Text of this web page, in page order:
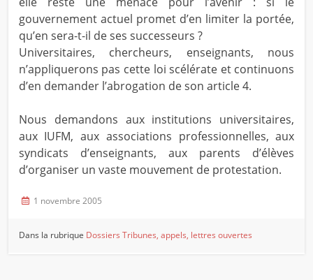
gouvernement actuel promet d’en limiter la portée,
qu’en sera-t-il de ses successeurs ?
Universitaires, chercheurs, enseignants, nous
n’appliquerons pas cette loi scélérate et continuons
d’en demander l’abrogation de son article 4.
Nous demandons aux institutions universitaires,
aux IUFM, aux associations professionnelles, aux
syndicats d’enseignants, aux parents d’élèves
d’organiser un vaste mouvement de protestation.
1 novembre 2005
Dans la rubrique Dossiers Tribunes, appels, lettres ouvertes